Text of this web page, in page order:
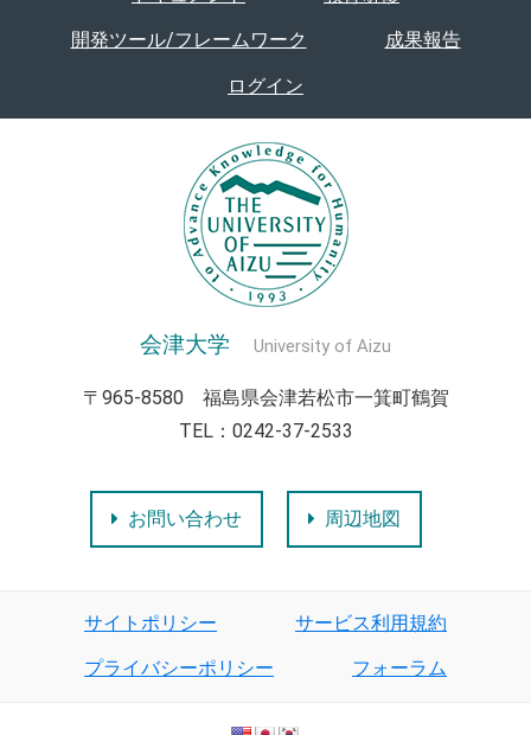
開発ツール/フレームワーク 成果報告
ログイン
会津大学 University of Aizu
〒965-8580 福島県会津若松市一箕町鶴賀
TEL：0242-37-2533
お問い合わせ 周辺地図
サイトポリシー サービス利用規約
プライバシーポリシー フォーラム